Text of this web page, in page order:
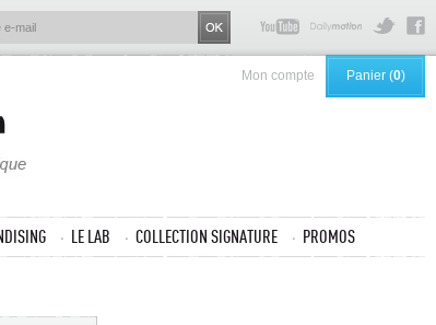
Mon compte Panier (0)
LE LAB COLLECTION SIGNATURE PROMOS